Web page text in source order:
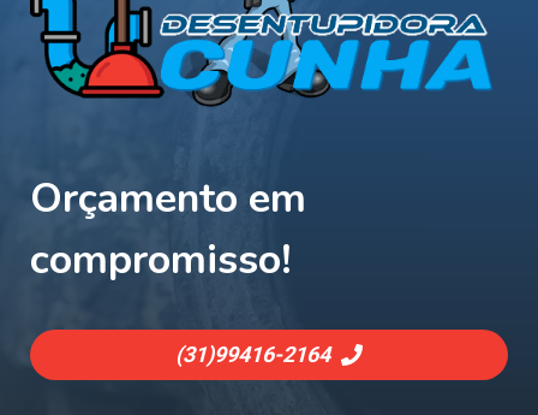
Orçamento em
compromisso!
(31)99416-2164